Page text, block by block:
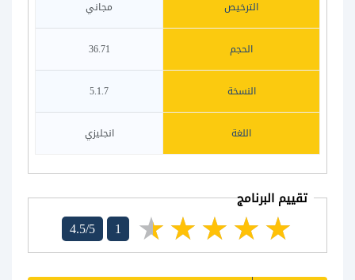
الترخيص مجاني
الحجم 36.71
النسخة 5.1.7
اللغة انجليزي
تقييم البرنامج
4.5/5 1